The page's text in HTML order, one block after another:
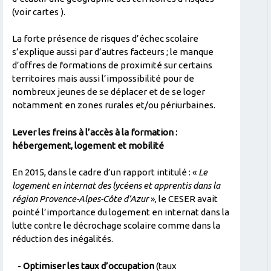
(voir cartes ).
La forte présence de risques d’échec scolaire
s’explique aussi par d’autres facteurs ; le manque
d’offres de formations de proximité sur certains
territoires mais aussi l’impossibilité pour de
nombreux jeunes de se déplacer et de se loger
notamment en zones rurales et/ou périurbaines.
Lever les freins à l’accès à la formation :
hébergement, logement et mobilité
En 2015, dans le cadre d’un rapport intitulé : « Le
logement en internat des lycéens et apprentis dans la
région Provence-Alpes-Côte d’Azur», le CESER avait
pointé l’importance du logement en internat dans la
lutte contre le décrochage scolaire comme dans la
réduction des inégalités.
- Optimiser les taux d’occupation(taux